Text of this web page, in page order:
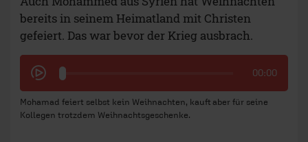
bereits in seinem Heimatland mit Christen
gefeiert. Das war bevor der Krieg ausbrach.
00:00
Mohamad feiert selbst kein Weihnachten, kauft aber für seine
Kollegen trotzdem Weihnachtsgeschenke.